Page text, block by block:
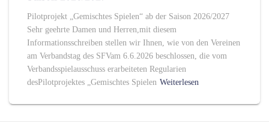
Pilotprojekt „Gemischtes Spielen“ ab der Saison 2026/2027
Sehr geehrte Damen und Herren,mit diesem
Informationsschreiben stellen wir Ihnen, wie von den Vereinen
am Verbandstag des SFVam 6.6.2026 beschlossen, die vom
Verbandsspielausschuss erarbeiteten Regularien
desPilotprojektes „Gemischtes Spielen Weiterlesen